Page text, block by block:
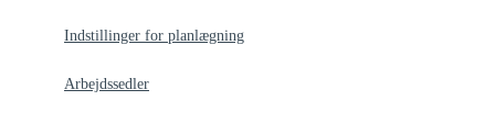
Indstillinger for planlægning
Arbejdssedler